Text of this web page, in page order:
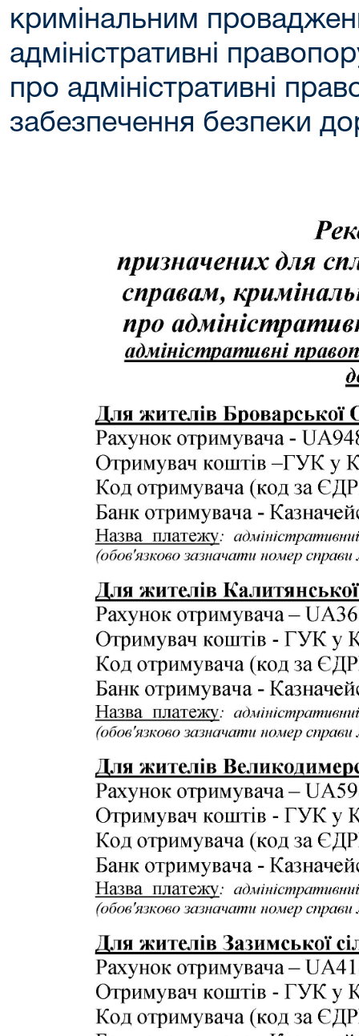
кримінальним
адміністративні
про адміністративні
забезпечення безпеки